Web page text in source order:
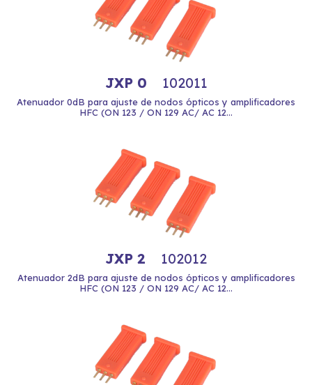
JXP 0 102011
Atenuador 0dB para ajuste de nodos ópticos y amplificadores
HFC (ON 123 / ON 129 AC/ AC 12...
JXP 2 102012
Atenuador 2dB para ajuste de nodos ópticos y amplificadores
HFC (ON 123 / ON 129 AC/ AC 12...